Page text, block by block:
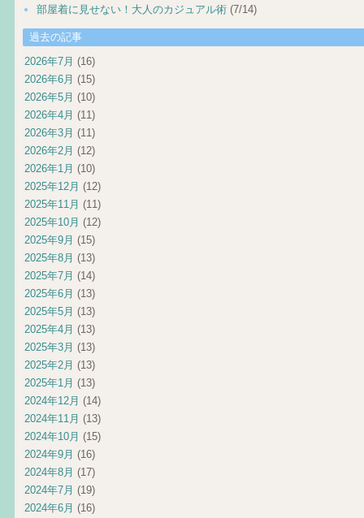
部屋着に見せない！大人のカジュアル術 (7/14)
過去の記事
2026年7月 (16)
2026年6月 (15)
2026年5月 (10)
2026年4月 (11)
2026年3月 (11)
2026年2月 (12)
2026年1月 (10)
2025年12月 (12)
2025年11月 (11)
2025年10月 (12)
2025年9月 (15)
2025年8月 (13)
2025年7月 (14)
2025年6月 (13)
2025年5月 (13)
2025年4月 (13)
2025年3月 (13)
2025年2月 (13)
2025年1月 (13)
2024年12月 (14)
2024年11月 (13)
2024年10月 (15)
2024年9月 (16)
2024年8月 (17)
2024年7月 (19)
2024年6月 (16)